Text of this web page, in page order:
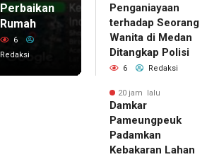
Perbaikan
Rumah
6
Redaksi
Penganiayaan
terhadap Seorang
Wanita di Medan
Ditangkap Polisi
6 Redaksi
20 jam lalu
Damkar
Pameungpeuk
Padamkan
Kebakaran Lahan